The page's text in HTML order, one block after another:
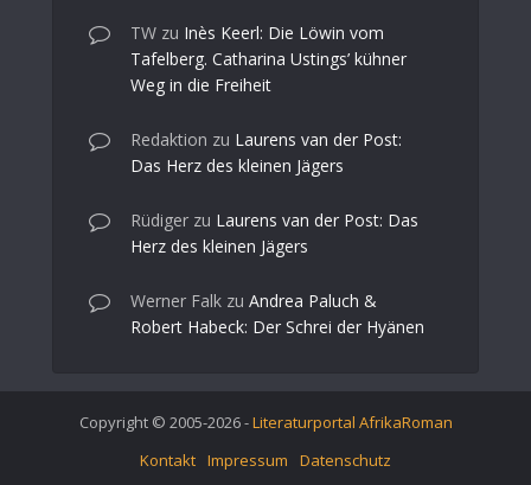
TW zu Inès Keerl: Die Löwin vom
Tafelberg. Catharina Ustings’ kühner
Weg in die Freiheit
Redaktion zu Laurens van der Post:
Das Herz des kleinen Jägers
Rüdiger zu Laurens van der Post: Das
Herz des kleinen Jägers
Werner Falk zu Andrea Paluch &
Robert Habeck: Der Schrei der Hyänen
Copyright © 2005-2026 -Literaturportal AfrikaRoman
Kontakt Impressum Datenschutz